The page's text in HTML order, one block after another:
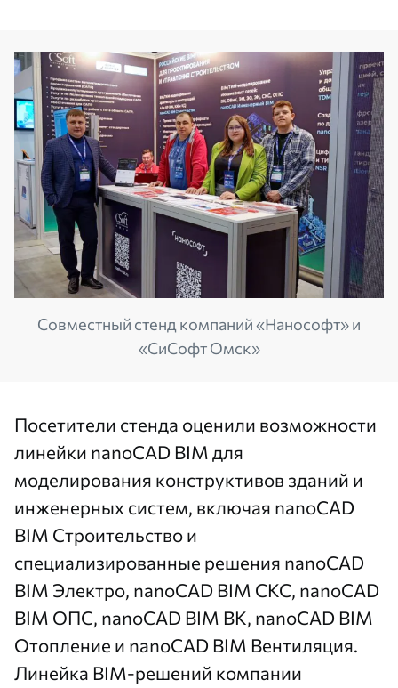
Совместный стенд компаний «Нанософт» и
«СиСофт Омск»
Посетители стенда оценили возможности
линейки nanoCAD BIM для
моделирования конструктивов зданий и
инженерных систем, включая nanoCAD
BIM Строительство и
специализированные решения nanoCAD
BIM Электро, nanoCAD BIM СКС, nanoCAD
BIM ОПС, nanoCAD BIM ВК, nanoCAD BIM
Отопление и nanoCAD BIM Вентиляция.
Линейка BIM-решений компании